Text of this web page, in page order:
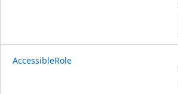
AccessibleRole